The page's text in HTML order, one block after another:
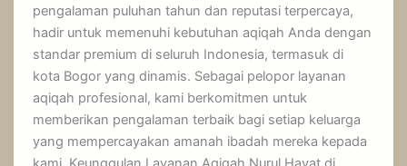
pengalaman puluhan tahun dan reputasi terpercaya,
hadir untuk memenuhi kebutuhan aqiqah Anda dengan
standar premium di seluruh Indonesia, termasuk di
kota Bogor yang dinamis. Sebagai pelopor layanan
aqiqah profesional, kami berkomitmen untuk
memberikan pengalaman terbaik bagi setiap keluarga
yang mempercayakan amanah ibadah mereka kepada